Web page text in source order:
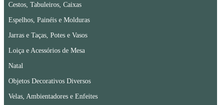
Cestos, Tabuleiros, Caixas
Espelhos, Painéis e Molduras
Jarras e Taças, Potes e Vasos
Loiça e Acessórios de Mesa
Natal
Objetos Decorativos Diversos
Velas, Ambientadores e Enfeites